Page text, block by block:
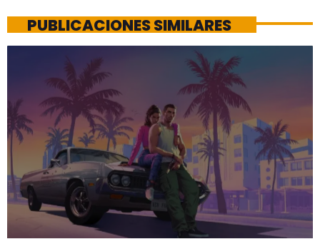
PUBLICACIONES SIMILARES